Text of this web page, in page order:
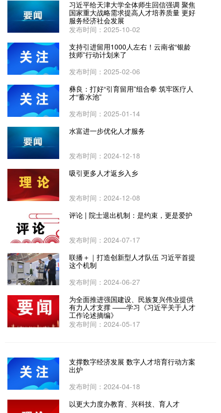
习近平给天津大学全体师生回信强调 聚焦
国家重大战略需求提高人才培养质量 更好
服务经济社会发展
发布时间：2025-10-02
支持引进留用1000人左右！云南省“银龄
技师”行动计划来了
发布时间：2025-02-06
彝良：打好“引育留用”组合拳 筑牢医疗人
才“蓄水池”
发布时间：2025-01-14
水富进一步优化人才服务
发布时间：2024-12-18
吸引更多人才返乡入乡
发布时间：2024-12-08
评论 | 院士退出机制：是约束，更是爱护
发布时间：2024-07-17
联播＋｜打造创新型人才队伍 习近平首提
这个机制
发布时间：2024-06-27
为全面推进强国建设、民族复兴伟业提供
有力人才支撑 ——学习《习近平关于人才
工作论述摘编》
发布时间：2024-05-17
支撑数字经济发展 数字人才培育行动方案
出炉
发布时间：2024-04-18
以更大力度办教育、兴科技、育人才